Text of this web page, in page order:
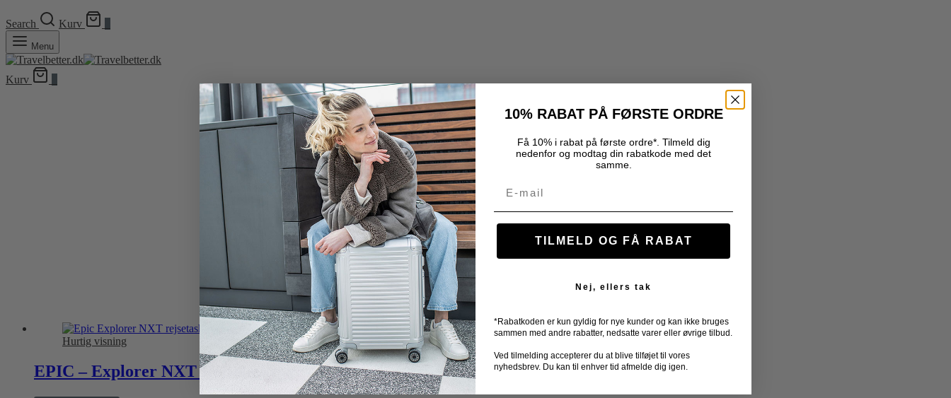
Search Kurv
Menu
Kurv
Hurtig visning
EPIC – Explorer NXT Rejsetaskesæt – 3 stk
10% RABAT PÅ FØRSTE ORDRE
Få 10% i rabat på første ordre*. Tilmeld dig
nedenfor og modtag din rabatkode med det
samme.
Email
TILMELD OG FÅ RABAT
Nej, ellers tak
*Rabatkoden er kun gyldig for nye kunder og kan ikke bruges
sammen med andre rabatter, nedsatte varer eller øvrige tilbud.
Ved tilmelding accepterer du at blive tilføjet til vores
nyhedsbrev. Du kan til enhver tid afmelde dig igen.